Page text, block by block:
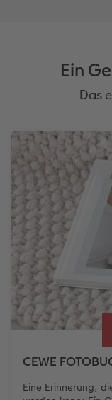
Ein
Das
CEWE
Eine Erinnerung,